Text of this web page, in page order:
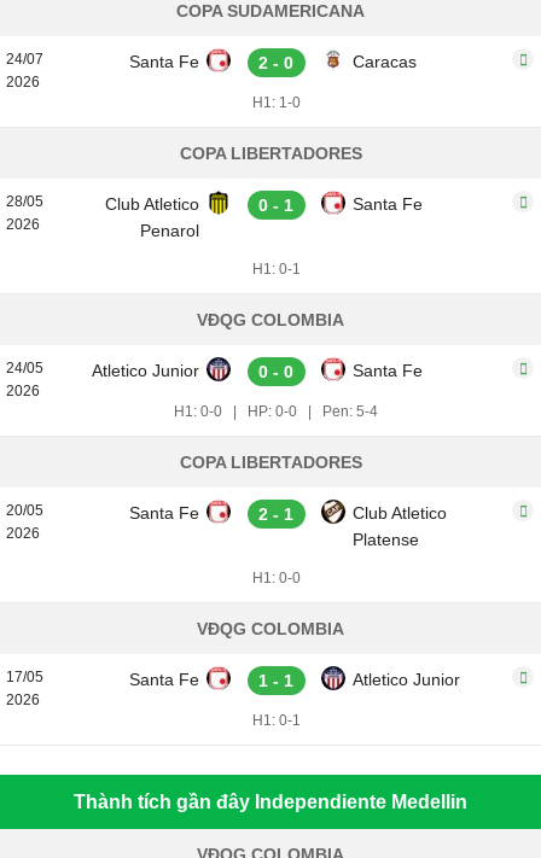
COPA SUDAMERICANA
24/07
2026
Santa Fe 2 - 0 Caracas
H1: 1-0
COPA LIBERTADORES
28/05
2026
Club Atletico
Penarol
0 - 1 Santa Fe
H1: 0-1
VĐQG COLOMBIA
24/05
2026
Atletico Junior 0 - 0 Santa Fe
H1: 0-0 HP: 0-0 Pen: 5-4
COPA LIBERTADORES
20/05
2026
Santa Fe 2 - 1
Club Atletico
Platense
H1: 0-0
VĐQG COLOMBIA
17/05
2026
Santa Fe 1 - 1 Atletico Junior
H1: 0-1
Thành tích gần đây Independiente Medellin